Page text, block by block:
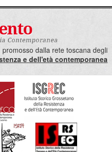
promosso dalla rete toscana degli
e dell'età contemporanea